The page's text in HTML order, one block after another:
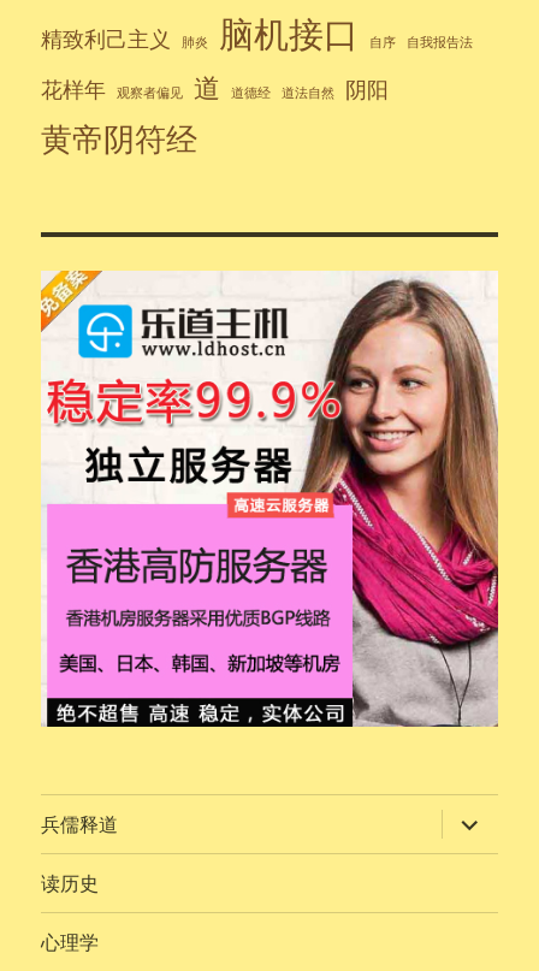
精致利己主义 肺炎 脑机接口 自序 自我报告法
花样年 观察者偏见 道 道德经 道法自然 阴阳
黄帝阴符经
兵儒释道 展
开
子
读历史
心理学